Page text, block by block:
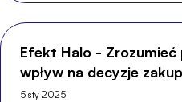
Efekt Halo -
wpływ na decyzje
5 sty 2025